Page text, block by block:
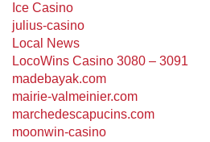
Ice Casino
julius-casino
Local News
LocoWins Casino 3080 – 3091
madebayak.com
mairie-valmeinier.com
marchedescapucins.com
moonwin-casino